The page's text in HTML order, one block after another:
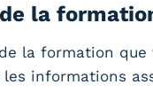
la
la formation
les informations